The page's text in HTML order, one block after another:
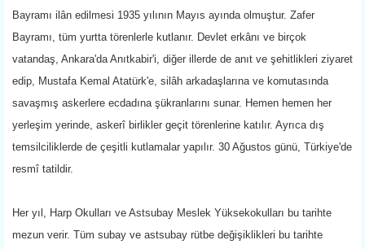
Bayramı ilân edilmesi 1935 yılının Mayıs ayında olmuştur. Zafer
Bayramı, tüm yurtta törenlerle kutlanır. Devlet erkânı ve birçok
vatandaş, Ankara'da Anıtkabir'i, diğer illerde de anıt ve şehitlikleri ziyaret
edip, Mustafa Kemal Atatürk'e, silâh arkadaşlarına ve komutasında
savaşmış askerlere ecdadına şükranlarını sunar. Hemen hemen her
yerleşim yerinde, askerî birlikler geçit törenlerine katılır. Ayrıca dış
temsilciliklerde de çeşitli kutlamalar yapılır. 30 Ağustos günü, Türkiye'de
resmî tatildir.
Her yıl, Harp Okulları ve Astsubay Meslek Yüksekokulları bu tarihte
mezun verir. Tüm subay ve astsubay rütbe değişiklikleri bu tarihte